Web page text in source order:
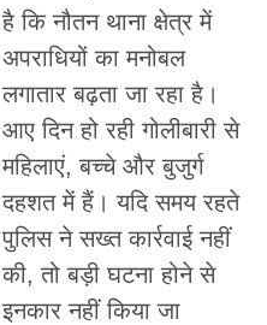
है कि नौतन थाना क्षेत्र में
अपराधियों का मनोबल
लगातार बढ़ता जा रहा है।
आए दिन हो रही गोलीबारी से
महिलाएं, बच्चे और बुजुर्ग
दहशत में हैं। यदि समय रहते
पुलिस ने सख्त कार्रवाई नहीं
की, तो बड़ी घटना होने से
इनकार नहीं किया जा